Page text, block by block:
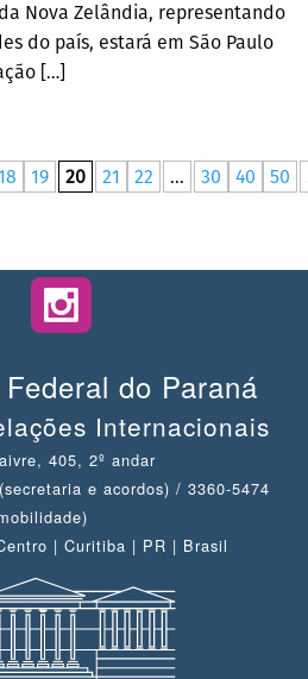
Nova Zelândia, representando
do país, estará em São Paulo
[…]
19 20 21 22 ... 30 40 50
do Paraná
Internacionais
405, 2º andar
| Curitiba | PR | Brasil